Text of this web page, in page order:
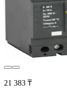
21 383 ₸